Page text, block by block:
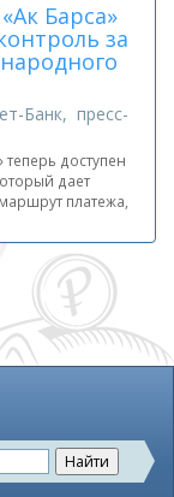
Барса»
за
Банк, пресс-
теперь доступен
дает
платежа,